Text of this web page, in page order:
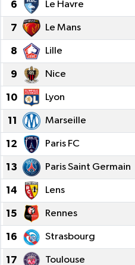
6 Le Havre
7 Le Mans
8 Lille
9 Nice
10 Lyon
11 Marseille
12 Paris FC
13 Paris Saint Germain
14 Lens
15 Rennes
16 Strasbourg
17 Toulouse